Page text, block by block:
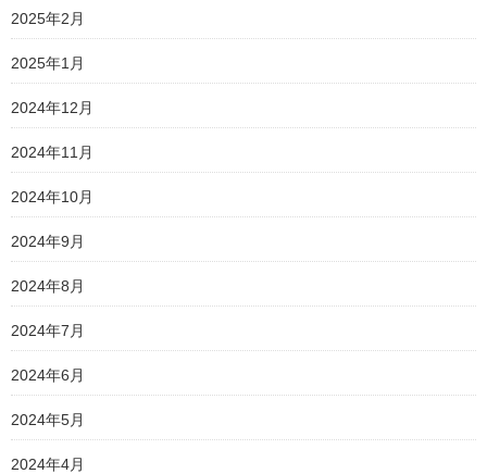
2025年2月
2025年1月
2024年12月
2024年11月
2024年10月
2024年9月
2024年8月
2024年7月
2024年6月
2024年5月
2024年4月